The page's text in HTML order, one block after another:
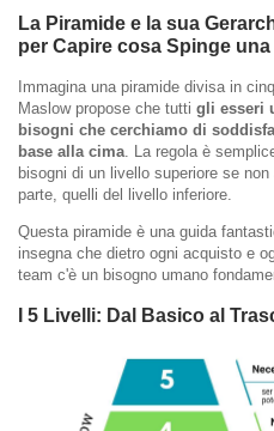
La Piramide e la sua
per Capire cosa Spinge
Immagina una piramide divisa in
Maslow propose che tutti gli esseri
bisogni che cerchiamo di
base alla cima. La regola è
bisogni di un livello superiore se
parte, quelli del livello inferiore.
Questa piramide è una guida
insegna che dietro ogni acquisto e
team c'è un bisogno umano
I 5 Livelli: Dal Basico al